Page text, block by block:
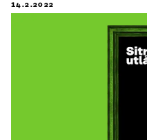
14.2.2022